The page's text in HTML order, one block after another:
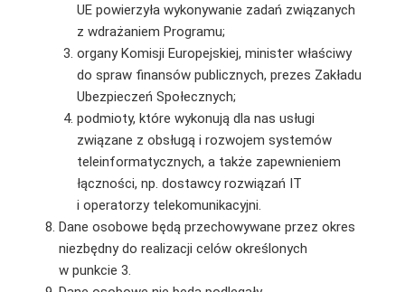
UE powierzyła wykonywanie zadań związanych
z wdrażaniem Programu;
organy Komisji Europejskiej, minister właściwy
do spraw finansów publicznych, prezes Zakładu
Ubezpieczeń Społecznych;
podmioty, które wykonują dla nas usługi
związane z obsługą i rozwojem systemów
teleinformatycznych, a także zapewnieniem
łączności, np. dostawcy rozwiązań IT
i operatorzy telekomunikacyjni.
Dane osobowe będą przechowywane przez okres
niezbędny do realizacji celów określonych
w punkcie 3.